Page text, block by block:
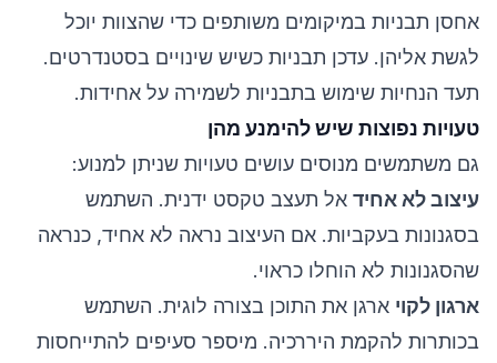
אחסן תבניות במיקומים משותפים כדי שהצוות יוכל
לגשת אליהן. עדכן תבניות כשיש שינויים בסטנדרטים.
תעד הנחיות שימוש בתבניות לשמירה על אחידות.
טעויות נפוצות שיש להימנע מהן
גם משתמשים מנוסים עושים טעויות שניתן למנוע:
עיצוב לא אחיד אל תעצב טקסט ידנית. השתמש
בסגנונות בעקביות. אם העיצוב נראה לא אחיד, כנראה
שהסגנונות לא הוחלו כראוי.
ארגון לקוי ארגן את התוכן בצורה לוגית. השתמש
בכותרות להקמת היררכיה. מיספר סעיפים להתייחסות